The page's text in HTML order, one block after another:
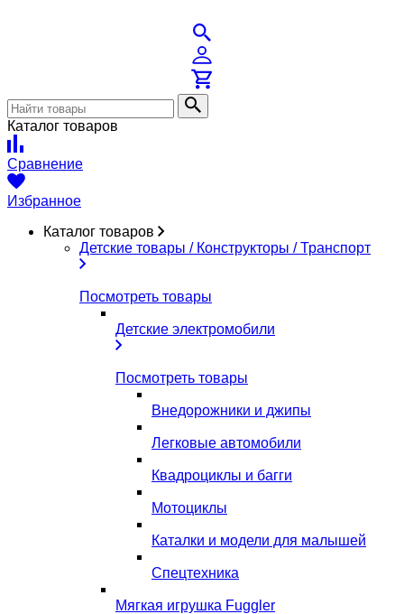
Каталог товаров
Сравнение
Избранное
Каталог товаров
Детские товары / Конструкторы / Транспорт
Посмотреть товары
Детские электромобили
Посмотреть товары
Внедорожники и джипы
Легковые автомобили
Квадроциклы и багги
Мотоциклы
Каталки и модели для малышей
Спецтехника
Мягкая игрушка Fuggler